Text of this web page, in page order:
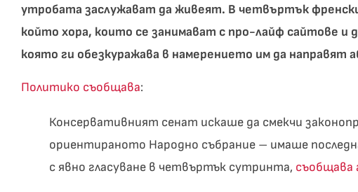
утробата заслужават да живеят. В четвъртък
който хора, които се занимават с про-лайф сайтове и
която ги обезкуражава в намерението им да направят
Политико съобщава:
Консервативният сенат искаше да смекчи
ориентираното Народно събрание – имаше
с явно гласуване в четвъртък сутринта, съобщава